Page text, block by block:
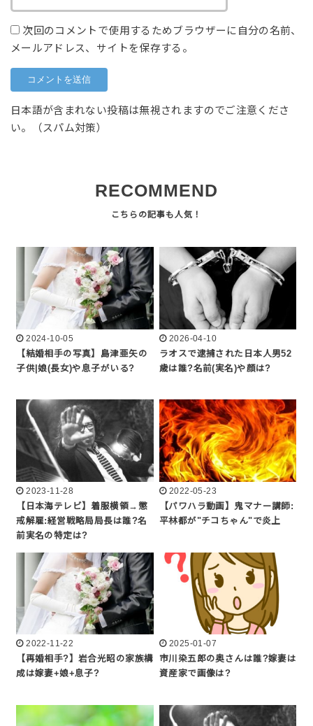
次回のコメントで使用するためブラウザーに自分の名前、
メールアドレス、サイトを保存する。
日本語が含まれない投稿は無視されますのでご注意くださ
い。（スパム対策）
RECOMMEND
2024-10-05
【結婚相手の写真】島津亜矢の
子供|娘(長女)や息子がいる?
2026-04-10
ラオスで逮捕された日本人男52
歳は誰?名前(実名)や顔は?
2023-11-28
【日本海テレビ】着服横領→懲
戒解雇:経営戦略局局長は誰?名
前実名の特定は?
2022-05-23
【パワハラ動画】鬼マナー講師:
平林都が"チコちゃん"で炎上
2022-11-22
【再婚相手?】岩合光昭の家族構
成は嫁妻+娘+息子?
2025-01-07
市川染五郎の奥さんは誰?嫁妻は
資産家で画像は?